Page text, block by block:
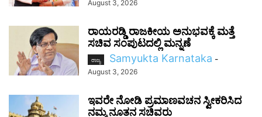
August 3, 2026
ರಾಯರಡ್ಡಿ ರಾಜಕೀಯ ಅನುಭವಕ್ಕೆ ಮತ್ತೆ
ಸಚಿವ ಸಂಪುಟದಲ್ಲಿ ಮನ್ನಣೆ
ರಾಜ್ಯ Samyukta Karnataka -
August 3, 2026
ಇವರೇ ನೋಡಿ ಪ್ರಮಾಣವಚನ ಸ್ವೀಕರಿಸಿದ
ನಮ್ಮ ನೂತನ ಸಚಿವರು